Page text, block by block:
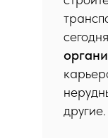
другие.